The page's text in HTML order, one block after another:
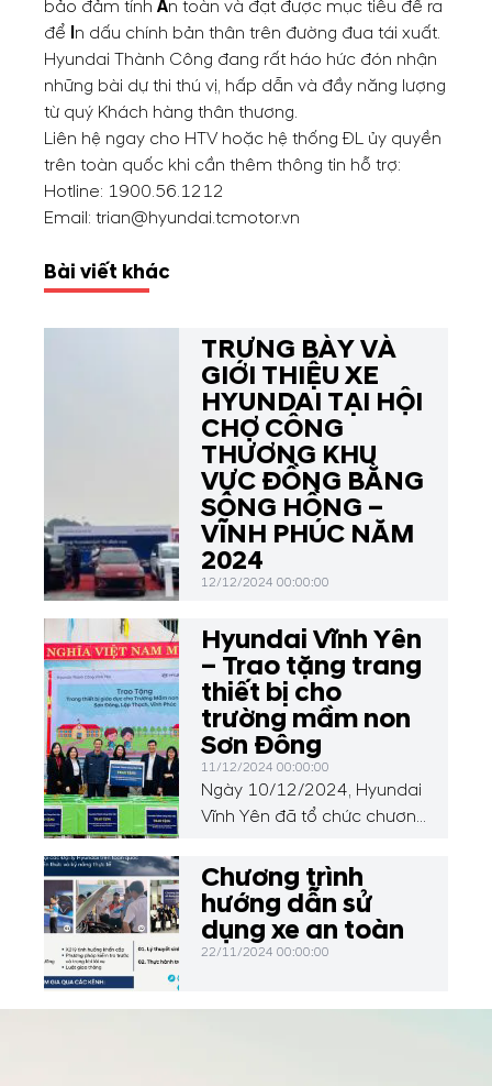
bảo đảm tính An toàn và đạt được mục tiêu đề ra
để In dấu chính bản thân trên đường đua tái xuất.
Hyundai Thành Công đang rất háo hức đón nhận
những bài dự thi thú vị, hấp dẫn và đầy năng lượng
từ quý Khách hàng thân thương.
Liên hệ ngay cho HTV hoặc hệ thống ĐL ủy quyền
trên toàn quốc khi cần thêm thông tin hỗ trợ:
Hotline: 1900.56.1212
Email: trian@hyundai.tcmotor.vn
Bài viết khác
TRƯNG BÀY VÀ
GIỚI THIỆU XE
HYUNDAI TẠI HỘI
CHỢ CÔNG
THƯƠNG KHU
VỰC ĐỒNG BẰNG
SÔNG HỒNG –
VĨNH PHÚC NĂM
2024
12/12/2024 00:00:00
Hyundai Vĩnh Yên
– Trao tặng trang
thiết bị cho
trường mầm non
Sơn Đông
11/12/2024 00:00:00
Ngày 10/12/2024, Hyundai
Vĩnh Yên đã tổ chức chương
trao tặng 50 chiếc bàn học,
01 loa, 30 bộ đồ dùng học
liệu và đồ chơi cho các em
học sinh tại Trường Mầm
Chương trình
hướng dẫn sử
dụng xe an toàn
22/11/2024 00:00:00